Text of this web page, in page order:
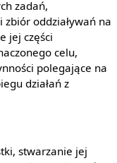
zadań,
oddziaływań na
jej części
celu,
polegające na
działań z
stwarzanie jej